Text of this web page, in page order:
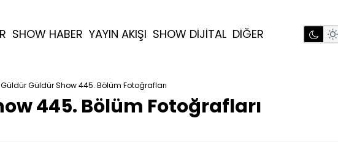
SHOW HABER YAYIN AKIŞI SHOW DİJİTAL DİĞER
Güldür Güldür Show 445. Bölüm Fotoğrafları
445. Bölüm Fotoğrafları